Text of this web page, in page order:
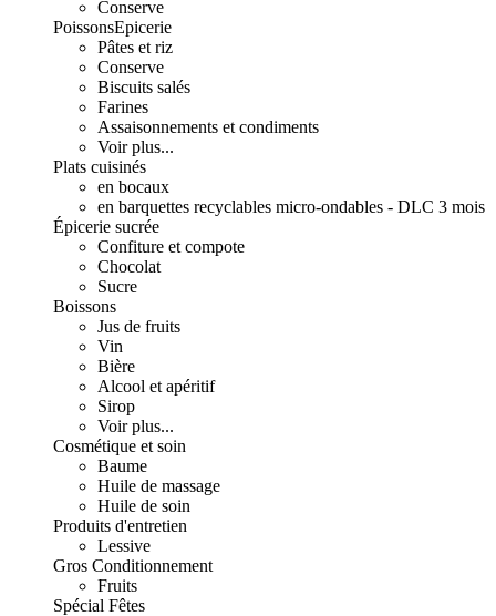
Conserve
PoissonsEpicerie
Pâtes et riz
Conserve
Biscuits salés
Farines
Assaisonnements et condiments
Voir plus...
Plats cuisinés
en bocaux
en barquettes recyclables micro-ondables - DLC 3 mois
Épicerie sucrée
Confiture et compote
Chocolat
Sucre
Boissons
Jus de fruits
Vin
Bière
Alcool et apéritif
Sirop
Voir plus...
Cosmétique et soin
Baume
Huile de massage
Huile de soin
Produits d'entretien
Lessive
Gros Conditionnement
Fruits
Spécial Fêtes